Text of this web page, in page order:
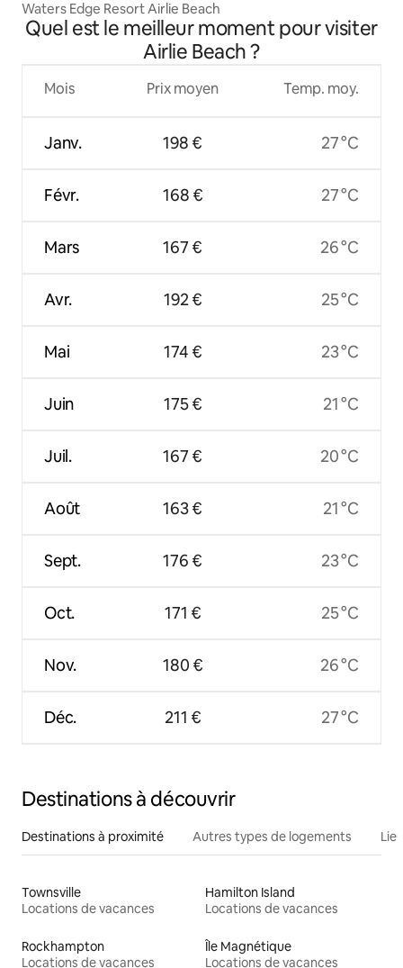
Waters Edge Resort Airlie Beach
Quel est le meilleur moment pour visiter
Airlie Beach ?
Mois
Janv.
Févr.
Mars
Avr.
Mai
Juin
Juil.
Août
Sept.
Oct.
Nov.
Déc.
Prix moyen
198 €
168 €
167 €
192 €
174 €
175 €
167 €
163 €
176 €
171 €
180 €
211 €
Temp. moy.
27 °C
27 °C
26 °C
25 °C
23 °C
21 °C
20 °C
21 °C
23 °C
25 °C
26 °C
27 °C
Destinations à découvrir
Destinations à proximité Autres types de logements
Townsville
Locations de vacances
Hamilton Island
Locations de vacances
Rockhampton
Locations de vacances
Île Magnétique
Locations de vacances